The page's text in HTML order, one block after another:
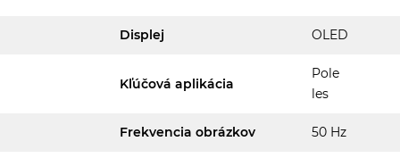
Displej OLED
Kľúčová aplikácia
Pole
les
Frekvencia obrázkov 50 Hz